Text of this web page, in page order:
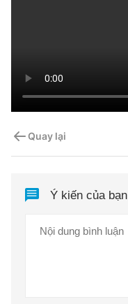
Quay lại
Ý kiến của bạn